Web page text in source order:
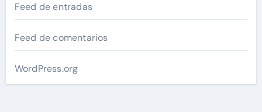
Feed de entradas
Feed de comentarios
WordPress.org